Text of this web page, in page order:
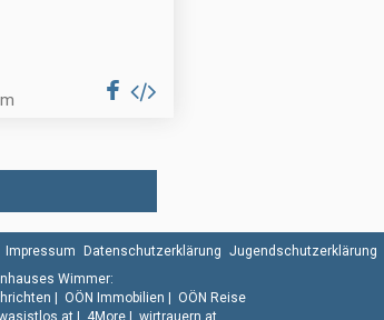
Impressum Datenschutzerklärung Jugendschutzerklärung
Wimmer:
OÖN Immobilien
OÖN Reise
4More wirtrauern.at